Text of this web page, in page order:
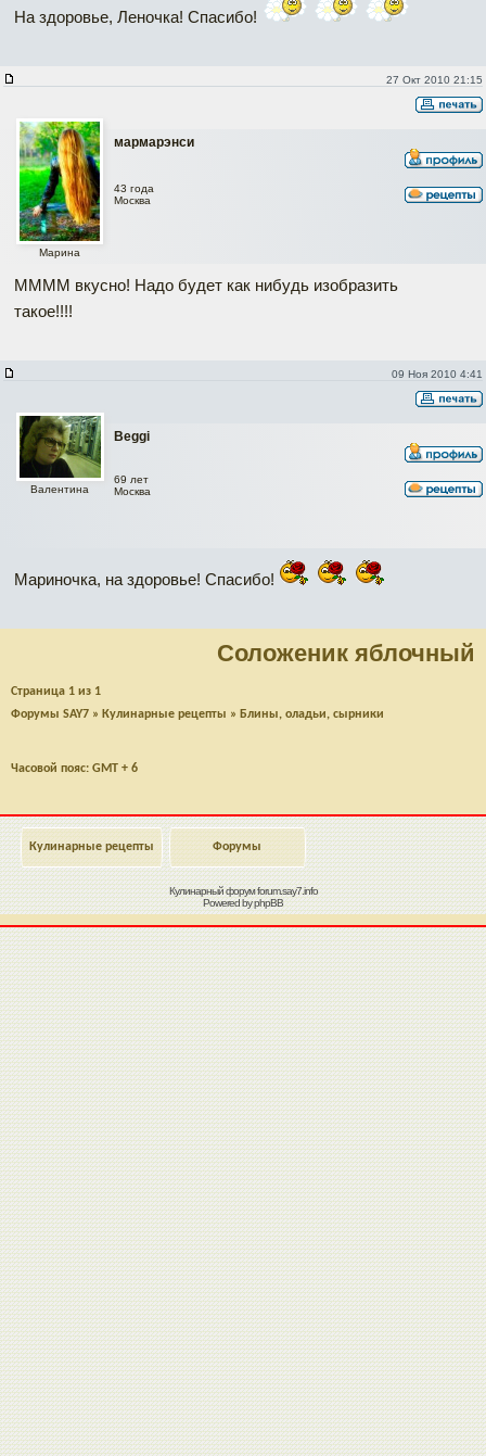
На здоровье, Леночка! Спасибо!
27 Окт 2010 21:15
мармарэнси
Марина
43 года
Москва
ММММ вкусно! Надо будет как нибудь изобразить
такое!!!!
09 Ноя 2010 4:41
Beggi
Валентина
69 лет
Москва
Мариночка, на здоровье! Спасибо!
Соложеник яблочный
Страница 1 из 1
Форумы SAY7 » Кулинарные рецепты » Блины, оладьи, сырники
Часовой пояс: GMT + 6
Кулинарные рецепты Форумы
Кулинарный форумforum.say7.info
Powered byphpBB